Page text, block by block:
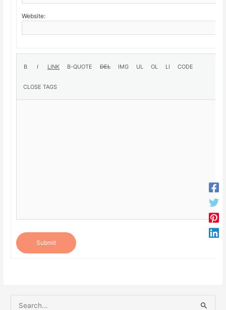
Website:
Submit